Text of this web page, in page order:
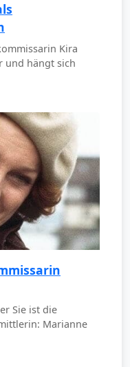
Kira
und hängt sich
Sie ist die
Marianne